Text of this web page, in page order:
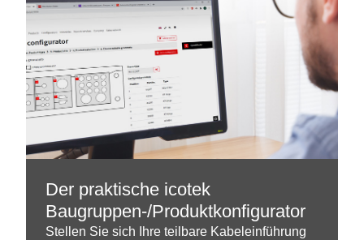
Der praktische icotek
Baugruppen-/Produktkonfigurator
Stellen Sie sich Ihre teilbare Kabeleinführung